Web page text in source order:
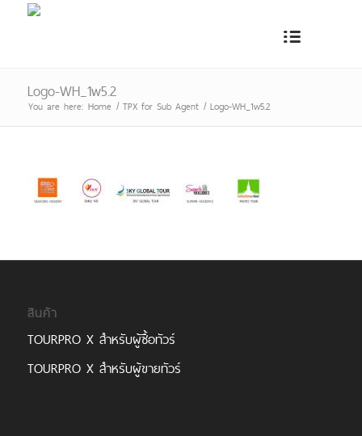
Logo-WH_1w5.2
You are here: Home / TPX for Sub Agent / Logo-WH_1w5.2
สินค้า
TOURPRO X สำหรับผู้ซื้อทัวร์
TOURPRO X สำหรับผู้ขายทัวร์